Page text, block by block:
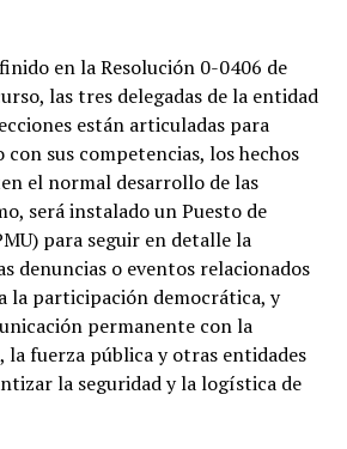
en la Resolución 0-0406 de
las tres delegadas de la entidad
están articuladas para
con sus competencias, los hechos
el normal desarrollo de las
será instalado un Puesto de
para seguir en detalle la
denuncias o eventos relacionados
la participación democrática, y
permanente con la
fuerza pública y otras entidades
la seguridad y la logística de